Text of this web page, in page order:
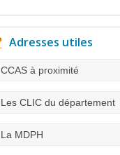
Adresses utiles
CCAS à proximité
Les CLIC du département
La MDPH